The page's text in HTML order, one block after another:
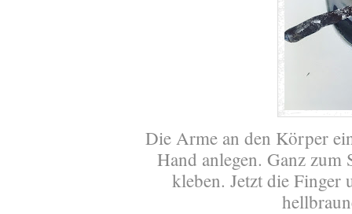
Die Arme an den Körper
Hand anlegen. Ganz zum
kleben. Jetzt die Finger